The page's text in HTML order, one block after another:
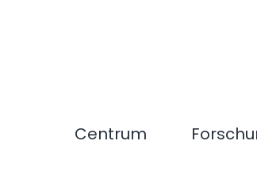
Centrum